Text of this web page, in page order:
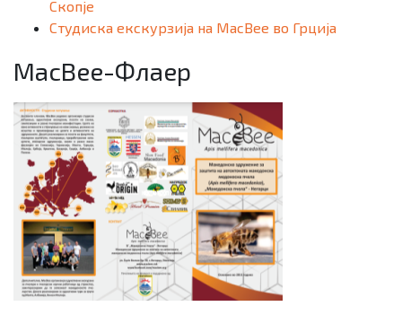
Скопје
Студиска екскурзија на MacBee во Грција
MacBee-Флаер